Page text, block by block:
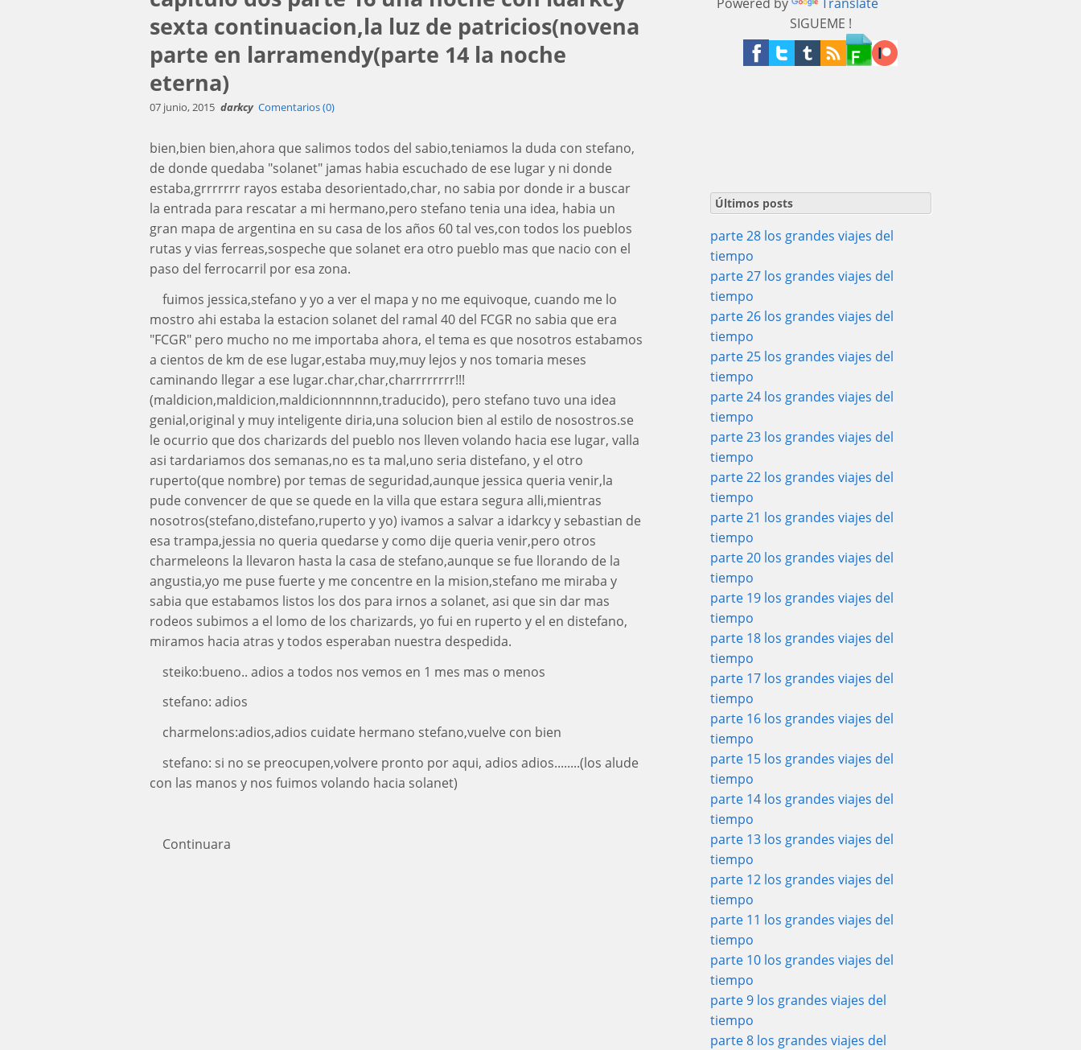
sexta continuacion,la luz de patricios(novena
parte en larramendy(parte 14 la noche
eterna)
07 junio, 2015 darkcy Comentarios (0)
bien,bien bien,ahora que salimos todos del sabio,teniamos la duda con stefano,
de donde quedaba "solanet" jamas habia escuchado de ese lugar y ni donde
estaba,grrrrrrr rayos estaba desorientado,char, no sabia por donde ir a buscar
la entrada para rescatar a mi hermano,pero stefano tenia una idea, habia un
gran mapa de argentina en su casa de los años 60 tal ves,con todos los pueblos
rutas y vias ferreas,sospeche que solanet era otro pueblo mas que nacio con el
paso del ferrocarril por esa zona.
fuimos jessica,stefano y yo a ver el mapa y no me equivoque, cuando me lo
mostro ahi estaba la estacion solanet del ramal 40 del FCGR no sabia que era
"FCGR" pero mucho no me importaba ahora, el tema es que nosotros estabamos
a cientos de km de ese lugar,estaba muy,muy lejos y nos tomaria meses
caminando llegar a ese lugar.char,char,charrrrrrrr!!!
(maldicion,maldicion,maldicionnnnnn,traducido), pero stefano tuvo una idea
genial,original y muy inteligente diria,una solucion bien al estilo de nosostros.se
le ocurrio que dos charizards del pueblo nos lleven volando hacia ese lugar, valla
asi tardariamos dos semanas,no es ta mal,uno seria distefano, y el otro
ruperto(que nombre) por temas de seguridad,aunque jessica queria venir,la
pude convencer de que se quede en la villa que estara segura alli,mientras
nosotros(stefano,distefano,ruperto y yo) ivamos a salvar a idarkcy y sebastian de
esa trampa,jessia no queria quedarse y como dije queria venir,pero otros
charmeleons la llevaron hasta la casa de stefano,aunque se fue llorando de la
angustia,yo me puse fuerte y me concentre en la mision,stefano me miraba y
sabia que estabamos listos los dos para irnos a solanet, asi que sin dar mas
rodeos subimos a el lomo de los charizards, yo fui en ruperto y el en distefano,
miramos hacia atras y todos esperaban nuestra despedida.
steiko:bueno.. adios a todos nos vemos en 1 mes mas o menos
stefano: adios
charmelons:adios,adios cuidate hermano stefano,vuelve con bien
stefano: si no se preocupen,volvere pronto por aqui, adios adios........(los alude
con las manos y nos fuimos volando hacia solanet)
Continuara
SIGUEME !
Últimos posts
parte 28 los grandes viajes del
tiempo
parte 27 los grandes viajes del
tiempo
parte 26 los grandes viajes del
tiempo
parte 25 los grandes viajes del
tiempo
parte 24 los grandes viajes del
tiempo
parte 23 los grandes viajes del
tiempo
parte 22 los grandes viajes del
tiempo
parte 21 los grandes viajes del
tiempo
parte 20 los grandes viajes del
tiempo
parte 19 los grandes viajes del
tiempo
parte 18 los grandes viajes del
tiempo
parte 17 los grandes viajes del
tiempo
parte 16 los grandes viajes del
tiempo
parte 15 los grandes viajes del
tiempo
parte 14 los grandes viajes del
tiempo
parte 13 los grandes viajes del
tiempo
parte 12 los grandes viajes del
tiempo
parte 11 los grandes viajes del
tiempo
parte 10 los grandes viajes del
tiempo
parte 9 los grandes viajes del
tiempo
parte 8 los grandes viajes del